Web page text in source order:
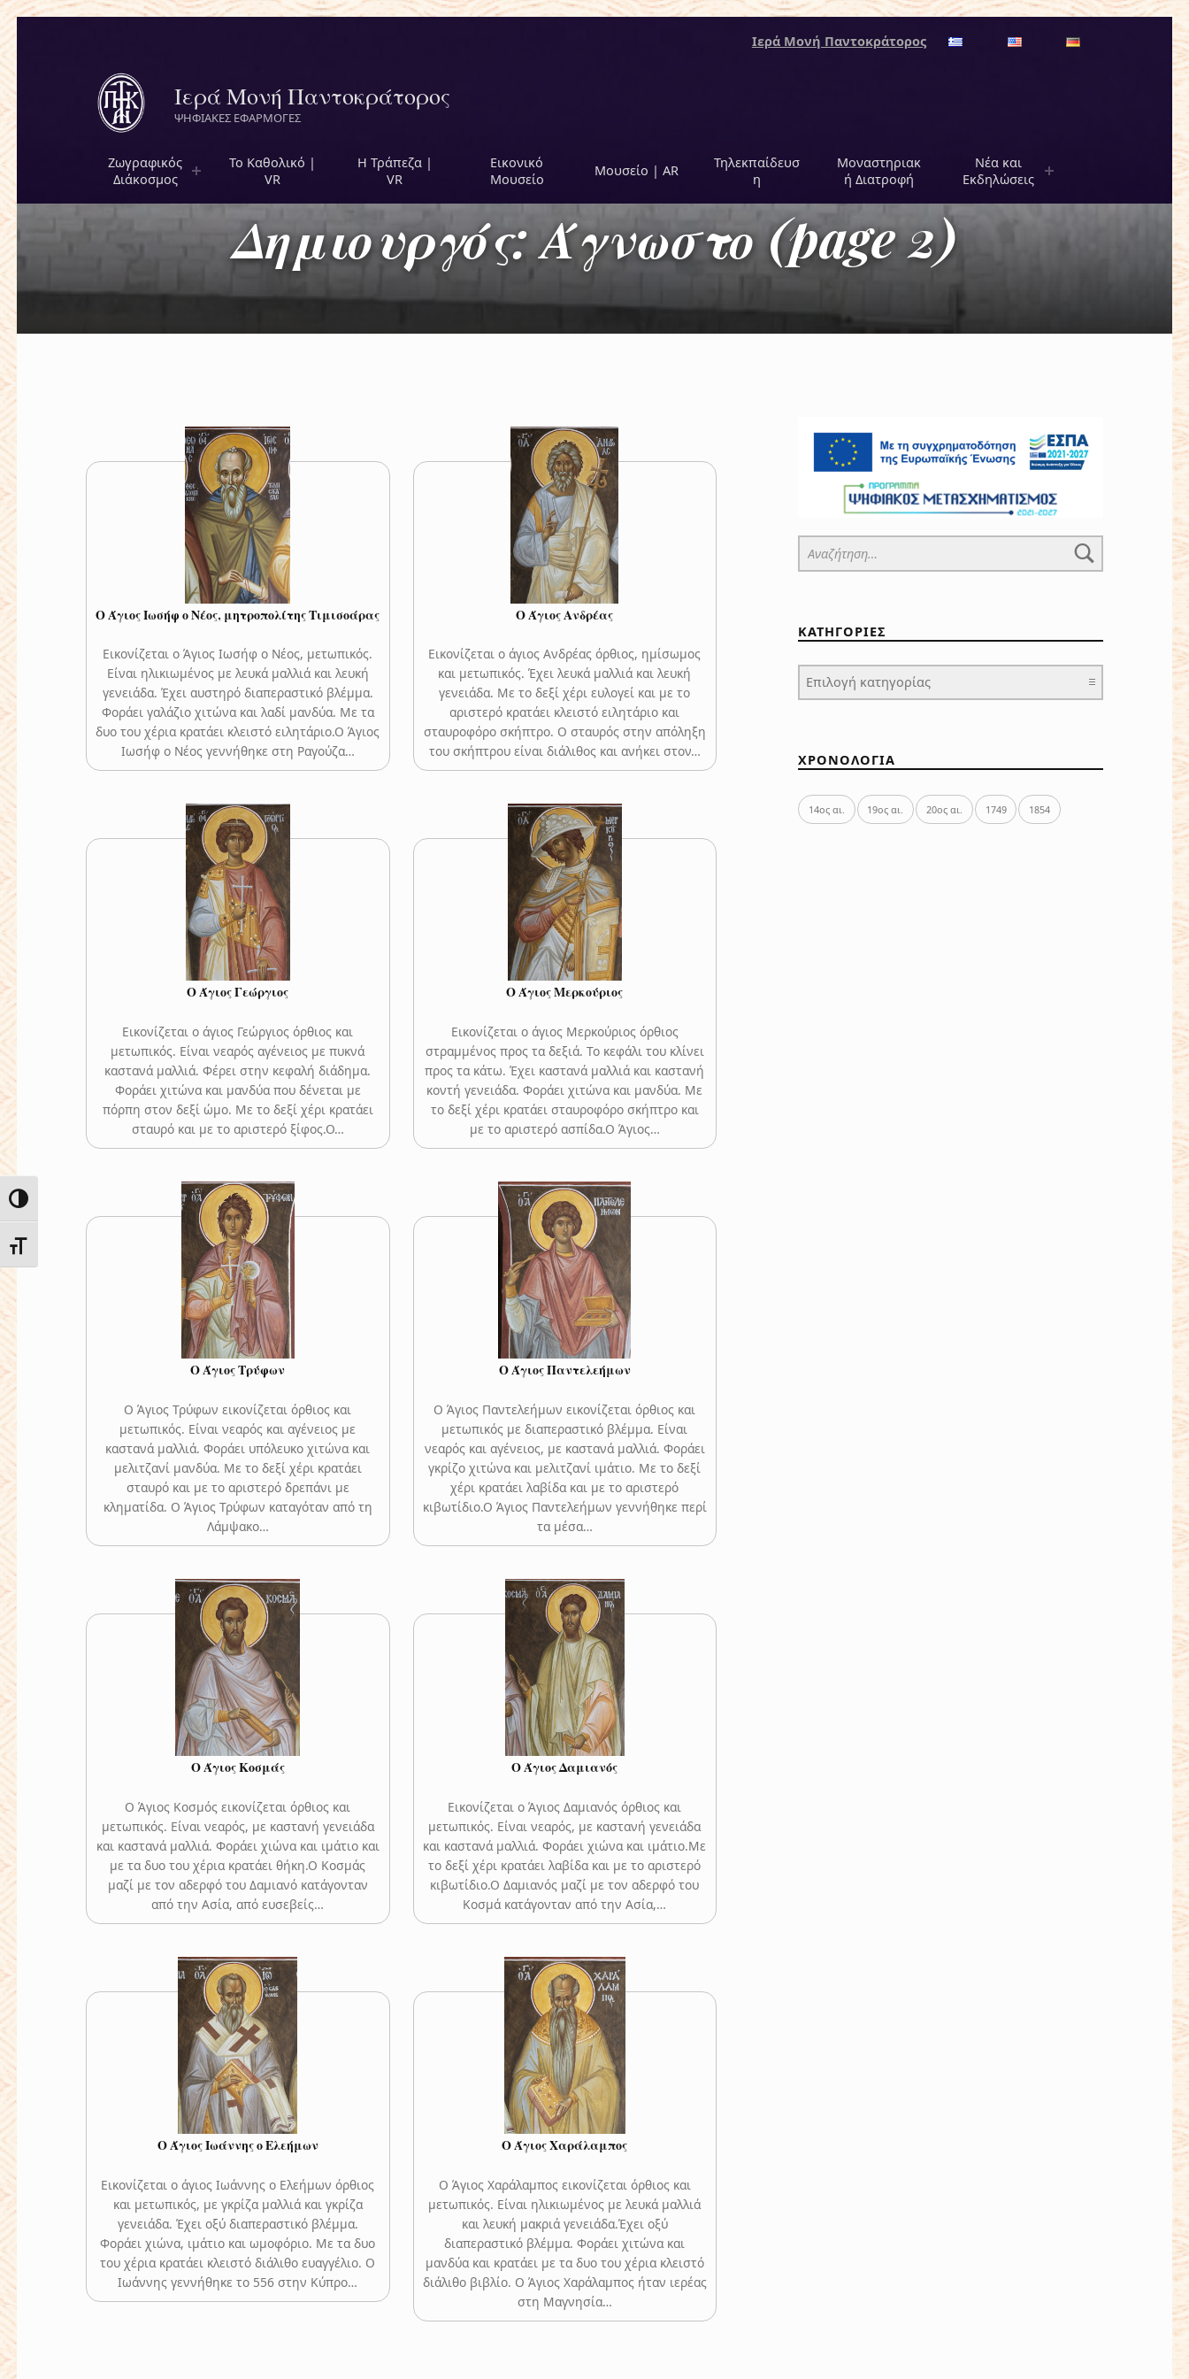
ΕΝΑΛΛΑΓΉ ΥΨΗΛΉΣ ΑΝΤΊΘΕΣΗΣ
ΕΝΑΛΛΑΓΉ ΜΕΓΈΘΟΥΣ ΓΡΑΜΜΆΤΩΝ
Ιερά Μονή Παντοκράτορος
ΨΗΦΙΑΚΕΣ ΕΦΑΡΜΟΓΕΣ
Ζωγραφικός
Διάκοσμος
Το Καθολικό |
VR
Η Τράπεζα |
VR
Εικονικό
Μουσείο
Μουσείο | AR
Τηλεκπαίδευσ
η
Μοναστηριακ
ή Διατροφή
Νέα και
Εκδηλώσεις
Ιερά Μονή Παντοκράτορος
Δημιουργός: Άγνωστο (page 2)
Ο Άγιος Ιωσήφ ο Νέος, μητροπολίτης Τιμισοάρας
Εικονίζεται ο Άγιος Ιωσήφ ο Νέος, μετωπικός.
Είναι ηλικιωμένος με λευκά μαλλιά και λευκή
γενειάδα. Έχει αυστηρό διαπεραστικό βλέμμα.
Φοράει γαλάζιο χιτώνα και λαδί μανδύα. Με τα
δυο του χέρια κρατάει κλειστό ειλητάριο.Ο Άγιος
Ιωσήφ ο Νέος γεννήθηκε στη Ραγούζα…
Ο Άγιος Ανδρέας
Εικονίζεται ο άγιος Ανδρέας όρθιος, ημίσωμος
και μετωπικός. Έχει λευκά μαλλιά και λευκή
γενειάδα. Με το δεξί χέρι ευλογεί και με το
αριστερό κρατάει κλειστό ειλητάριο και
σταυροφόρο σκήπτρο. Ο σταυρός στην απόληξη
του σκήπτρου είναι διάλιθος και ανήκει στον…
Ο Άγιος Γεώργιος
Εικονίζεται ο άγιος Γεώργιος όρθιος και
μετωπικός. Είναι νεαρός αγένειος με πυκνά
καστανά μαλλιά. Φέρει στην κεφαλή διάδημα.
Φοράει χιτώνα και μανδύα που δένεται με
πόρπη στον δεξί ώμο. Με το δεξί χέρι κρατάει
σταυρό και με το αριστερό ξίφος.Ο…
Ο Άγιος Μερκούριος
Εικονίζεται ο άγιος Μερκούριος όρθιος
στραμμένος προς τα δεξιά. Το κεφάλι του κλίνει
προς τα κάτω. Έχει καστανά μαλλιά και καστανή
κοντή γενειάδα. Φοράει χιτώνα και μανδύα. Με
το δεξί χέρι κρατάει σταυροφόρο σκήπτρο και
με το αριστερό ασπίδα.Ο Άγιος…
Ο Άγιος Τρύφων
Ο Άγιος Τρύφων εικονίζεται όρθιος και
μετωπικός. Είναι νεαρός και αγένειος με
καστανά μαλλιά. Φοράει υπόλευκο χιτώνα και
μελιτζανί μανδύα. Με το δεξί χέρι κρατάει
σταυρό και με το αριστερό δρεπάνι με
κληματίδα. O Άγιος Τρύφων καταγόταν από τη
Λάμψακο…
Ο Άγιος Παντελεήμων
Ο Άγιος Παντελεήμων εικονίζεται όρθιος και
μετωπικός με διαπεραστικό βλέμμα. Είναι
νεαρός και αγένειος, με καστανά μαλλιά. Φοράει
γκρίζο χιτώνα και μελιτζανί ιμάτιο. Με το δεξί
χέρι κρατάει λαβίδα και με το αριστερό
κιβωτίδιο.Ο Άγιος Παντελεήμων γεννήθηκε περί
τα μέσα…
Ο Άγιος Κοσμάς
Ο Άγιος Κοσμός εικονίζεται όρθιος και
μετωπικός. Είναι νεαρός, με καστανή γενειάδα
και καστανά μαλλιά. Φοράει χιώνα και ιμάτιο και
με τα δυο του χέρια κρατάει θήκη.Ο Κοσμάς
μαζί με τον αδερφό του Δαμιανό κατάγονταν
από την Ασία, από ευσεβείς…
Ο Άγιος Δαμιανός
Εικονίζεται ο Άγιος Δαμιανός όρθιος και
μετωπικός. Είναι νεαρός, με καστανή γενειάδα
και καστανά μαλλιά. Φοράει χιώνα και ιμάτιο.Με
το δεξί χέρι κρατάει λαβίδα και με το αριστερό
κιβωτίδιο.Ο Δαμιανός μαζί με τον αδερφό του
Κοσμά κατάγονταν από την Ασία,…
Ο Άγιος Ιωάννης ο Ελεήμων
Εικονίζεται ο άγιος Ιωάννης ο Ελεήμων όρθιος
και μετωπικός, με γκρίζα μαλλιά και γκρίζα
γενειάδα. Έχει οξύ διαπεραστικό βλέμμα.
Φοράει χιώνα, ιμάτιο και ωμοφόριο. Με τα δυο
του χέρια κρατάει κλειστό διάλιθο ευαγγέλιο. Ο
Ιωάννης γεννήθηκε το 556 στην Κύπρο…
Ο Άγιος Χαράλαμπος
Ο Άγιος Χαράλαμπος εικονίζεται όρθιος και
μετωπικός. Είναι ηλικιωμένος με λευκά μαλλιά
και λευκή μακριά γενειάδα.Έχει οξύ
διαπεραστικό βλέμμα. Φοράει χιτώνα και
μανδύα και κρατάει με τα δυο του χέρια κλειστό
διάλιθο βιβλίο. Ο Άγιος Χαράλαμπος ήταν ιερέας
στη Μαγνησία…
Αναζήτηση για:
ΚΑΤΗΓΟΡΙΕΣ
ΚΑΤΗΓΟΡΙΕΣ
ΧΡΟΝΟΛΟΓΙΑ
14ος αι. 19ος αι. 20ος αι. 1749 1854